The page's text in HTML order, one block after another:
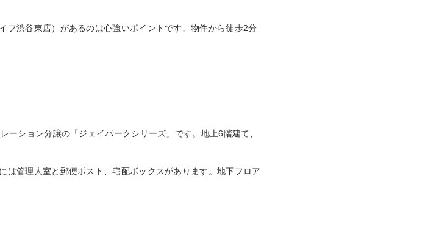
フ渋谷東店）があるのは心強いポイントです。物件から徒歩2分
ーション分譲の「ジェイパークシリーズ」です。地上6階建て、
は管理人室と郵便ポスト、宅配ボックスがあります。地下フロア